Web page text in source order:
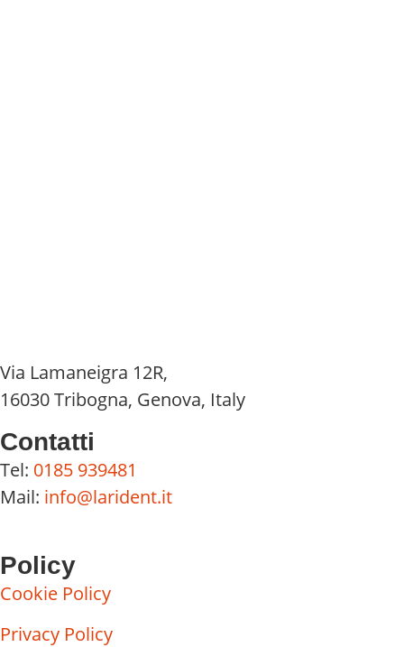
Via Lamaneigra 12R,
16030 Tribogna, Genova, Italy
Contatti
Tel: 0185 939481
Mail: info@larident.it
Policy
Cookie Policy
Privacy Policy